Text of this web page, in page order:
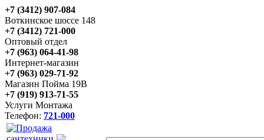
+7 (3412) 907-084
Воткинское шоссе 148
+7 (3412) 721-000
Оптовый отдел
+7 (963) 064-41-98
Интернет-магазин
+7 (963) 029-71-92
Магазин Пойма 19В
+7 (919) 913-71-55
Услуги Монтажа
Телефон: 721-000